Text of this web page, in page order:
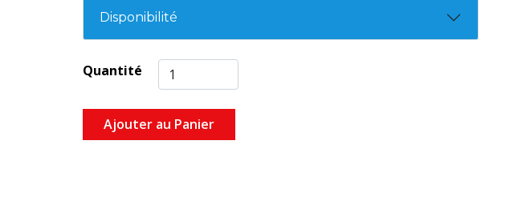
Disponibilité
Quantité
Ajouter au Panier